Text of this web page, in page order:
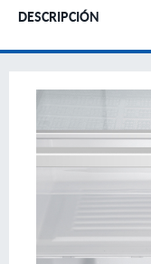
DESCRIPCIÓN